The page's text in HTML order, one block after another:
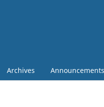
Archives Announcements